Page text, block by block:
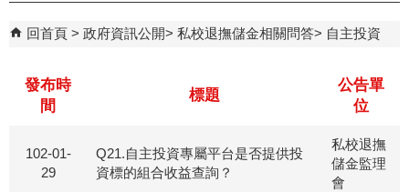
回首頁 政府資訊公開 私校退撫儲金相關問答 自主投資
發布時
間
標題
公告單
位
102-01-
29
Q21.自主投資專屬平台是否提供投
資標的組合收益查詢？
私校退撫
儲金監理
會